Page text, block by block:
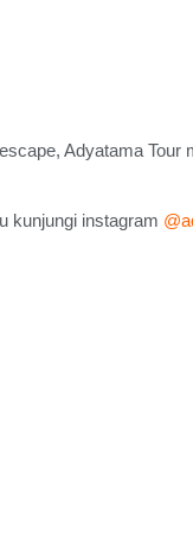
Adyatama Tour
kunjungi instagram